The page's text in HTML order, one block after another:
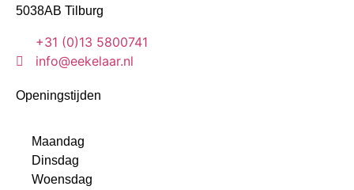
5038AB Tilburg
+31 (0)13 5800741
info@eekelaar.nl
Openingstijden
Maandag
Dinsdag
Woensdag